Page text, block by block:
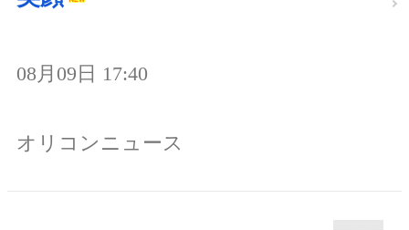
08月09日 17:40
オリコンニュース